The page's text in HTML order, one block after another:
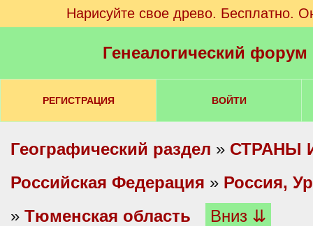
Нарисуйте свое древо. Бесплатно.
Генеалогический
РЕГИСТРАЦИЯ ВОЙТИ
Географический раздел » СТРАНЫ
Российская Федерация » Россия,
» Тюменская область Вниз ⇊